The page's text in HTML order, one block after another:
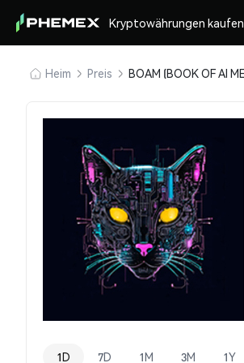
Kryptowährungen kaufen
Heim Preis
1D 7D 1M 3M 1Y